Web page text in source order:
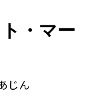
・マー
じん